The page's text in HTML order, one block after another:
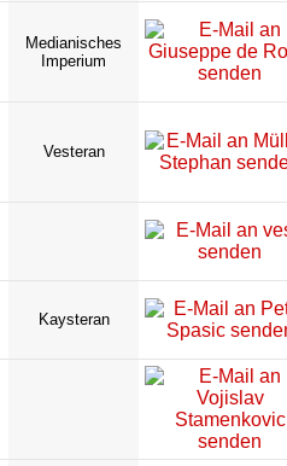
Medianisches
Imperium
Vesteran
Kaysteran